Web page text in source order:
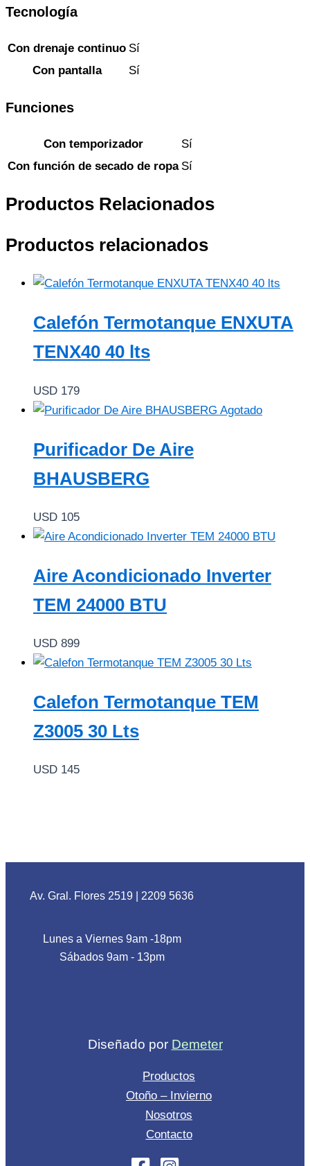
Tecnología
Con drenaje continuo Sí
Con pantalla
Sí
Funciones
Con temporizador
Sí
Con función de secado de ropa Sí
Productos Relacionados
Productos relacionados
Calefón Termotanque ENXUTA
TENX40 40 lts
USD 179
Agotado
Purificador De Aire
BHAUSBERG
USD 105
Aire Acondicionado Inverter
TEM 24000 BTU
USD 899
Calefon Termotanque TEM
Z3005 30 Lts
USD 145
Av. Gral. Flores 2519 2209 5636
Lunes a Viernes 9am -18pm
Sábados 9am - 13pm
Diseñado por Demeter
Productos
Otoño – Invierno
Nosotros
Contacto